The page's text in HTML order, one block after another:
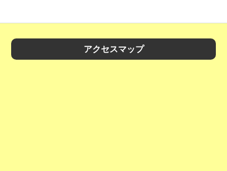
アクセスマップ